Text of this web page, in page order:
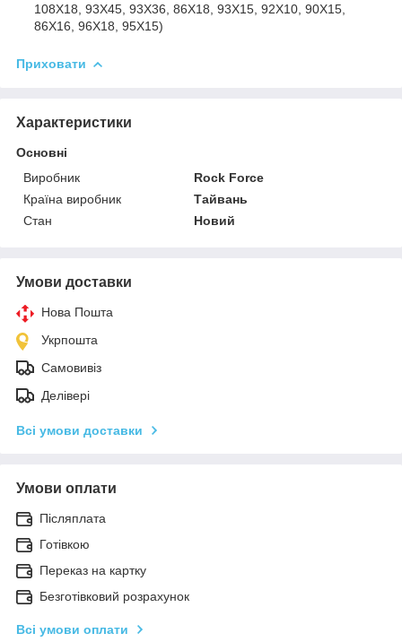
108Х18, 93Х45, 93Х36, 86Х18, 93Х15, 92Х10, 90Х15,
86Х16, 96Х18, 95Х15)
Приховати
Характеристики
Основні
Виробник
Rock Force
Країна виробник
Тайвань
Стан
Новий
Умови доставки
Нова Пошта
Укрпошта
Самовивіз
Делівері
Всі умови доставки
Умови оплати
Післяплата
Готівкою
Переказ на картку
Безготівковий розрахунок
Всі умови оплати